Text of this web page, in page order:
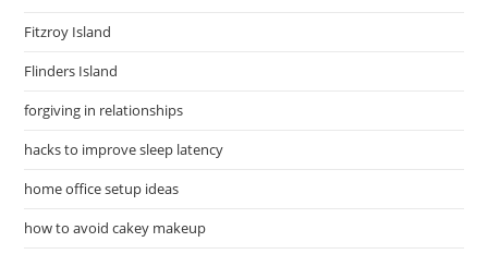
Fitzroy Island
Flinders Island
forgiving in relationships
hacks to improve sleep latency
home office setup ideas
how to avoid cakey makeup